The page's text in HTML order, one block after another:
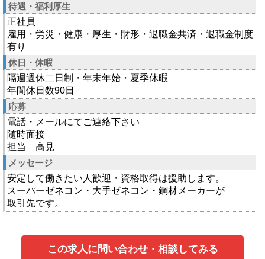
待遇・福利厚生
正社員
雇用・労災・健康・厚生・財形・退職金共済・退職金制度
有り
休日・休暇
隔週週休二日制・年末年始・夏季休暇
年間休日数90日
応募
電話・メールにてご連絡下さい
随時面接
担当 高見
メッセージ
安定して働きたい人歓迎・資格取得は援助します。
スーパーゼネコン・大手ゼネコン・鋼材メーカーが
取引先です。
この求人に問い合わせ・相談してみる